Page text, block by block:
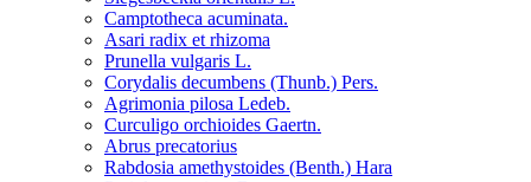
Camptotheca acuminata.
Asari radix et rhizoma
Prunella vulgaris L.
Corydalis decumbens (Thunb.) Pers.
Agrimonia pilosa Ledeb.
Curculigo orchioides Gaertn.
Abrus precatorius
Rabdosia amethystoides (Benth.) Hara